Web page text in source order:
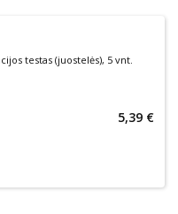
testas (juostelės), 5 vnt.
5,39 €